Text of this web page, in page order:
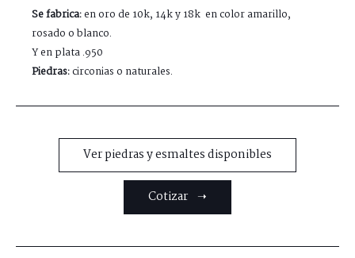
Se fabrica:en oro de 10k, 14k y 18k en color amarillo,
rosado o blanco.
Y en plata .950
Piedras:circonias o naturales.
Ver piedras y esmaltes disponibles
Cotizar ➝